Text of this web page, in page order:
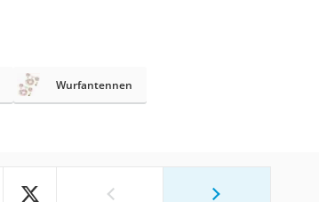
Wurfantennen